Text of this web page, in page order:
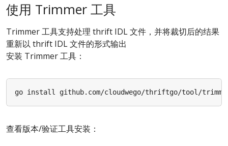
使用 Trimmer 工具
Trimmer 工具支持处理 thrift IDL 文件，并将裁切后的结果
重新以 thrift IDL 文件的形式输出
安装 Trimmer 工具：
查看版本/验证工具安装：